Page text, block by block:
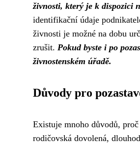
živnosti, který je k dispozici
identifikační údaje
živnosti je možné na dobu
zrušit. Pokud byste i po
živnostenském úřadě.
Důvody pro
Existuje mnoho důvodů,
rodičovská dovolená,